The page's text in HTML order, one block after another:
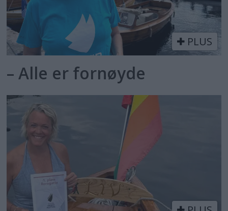
PLUS
– Alle er fornøyde